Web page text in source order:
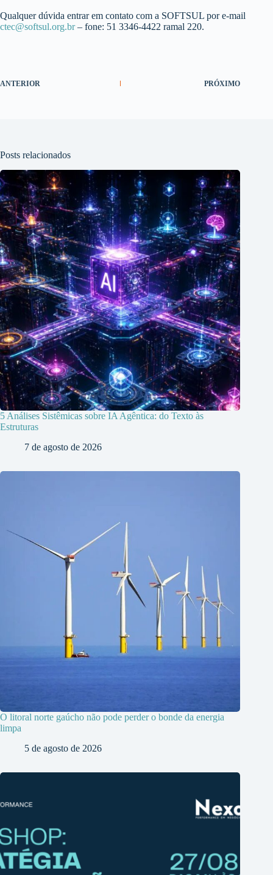
Qualquer dúvida entrar em contato com a SOFTSUL por e-mail
ctec@softsul.org.br– fone: 51 3346-4422 ramal 220.
ANTERIOR PRÓXIMO
Posts relacionados
5 Análises Sistêmicas sobre IA Agêntica: do Texto às
Estruturas
7 de agosto de 2026
O litoral norte gaúcho não pode perder o bonde da energia
limpa
5 de agosto de 2026